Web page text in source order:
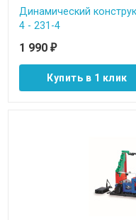
Динамический
4 - 231-4
1 990 ₽
Купить в 1 клик